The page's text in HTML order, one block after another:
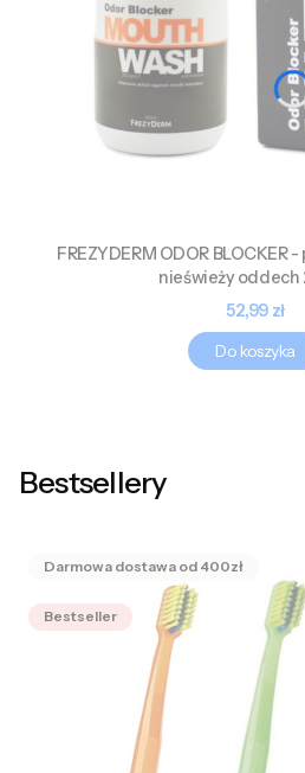
FREZYDERM ODOR BLOCKER
nieświeży oddech
Cena
52,99 zł
Do koszyka
Bestsellery
Bestseller